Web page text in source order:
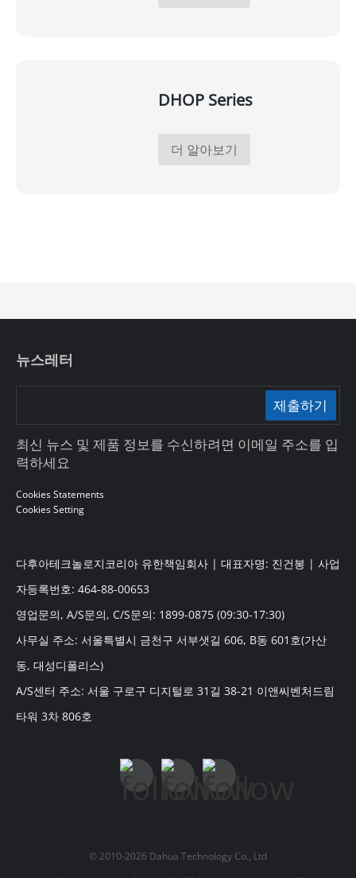
DHOP Series
더 알아보기
뉴스레터
제출하기
최신 뉴스 및 제품 정보를 수신하려면 이메일 주소를 입
력하세요
Cookies Statements
Cookies Setting
다후아테크놀로지코리아 유한책임회사 | 대표자명: 진건봉 | 사업
자등록번호: 464-88-00653
영업문의, A/S문의, C/S문의: 1899-0875 (09:30-17:30)
사무실 주소: 서울특별시 금천구 서부샛길 606, B동 601호(가산
동, 대성디폴리스)
A/S센터 주소: 서울 구로구 디지털로 31길 38-21 이앤씨벤처드림
타워 3차 806호
© 2010-2026 Dahua Technology Co., Ltd